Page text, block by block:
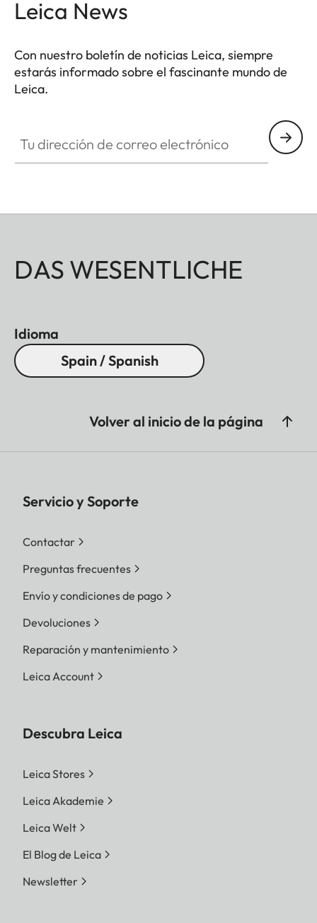
Leica News
Con nuestro boletín de noticias Leica, siempre
estarás informado sobre el fascinante mundo de
Leica.
DAS WESENTLICHE
Idioma
Spain / Spanish
Volver al inicio de la página
Servicio y Soporte
Contactar
Preguntas frecuentes
Envío y condiciones de pago
Devoluciones
Reparación y mantenimiento
Leica Account
Descubra Leica
Leica Stores
Leica Akademie
Leica Welt
El Blog de Leica
Newsletter